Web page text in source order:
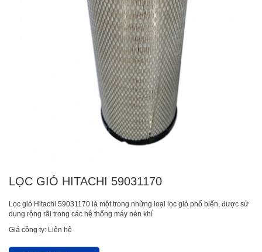
LỌC GIÓ HITACHI 59031170
Lọc gió Hitachi 59031170 là một trong những loại lọc gió phổ biến, được sử
dụng rộng rãi trong các hệ thống máy nén khí
Giá công ty: Liên hệ